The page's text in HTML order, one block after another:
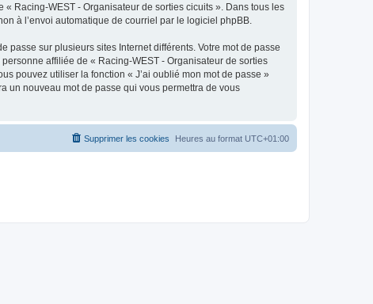
Racing-WEST - Organisateur de sorties cicuits ». Dans tous les
à l’envoi automatique de courriel par le logiciel phpBB.
passe sur plusieurs sites Internet différents. Votre mot de passe
affiliée de « Racing-WEST - Organisateur de sorties
pouvez utiliser la fonction « J’ai oublié mon mot de passe »
un nouveau mot de passe qui vous permettra de vous
Heures au format UTC+01:00
Supprimer les cookies